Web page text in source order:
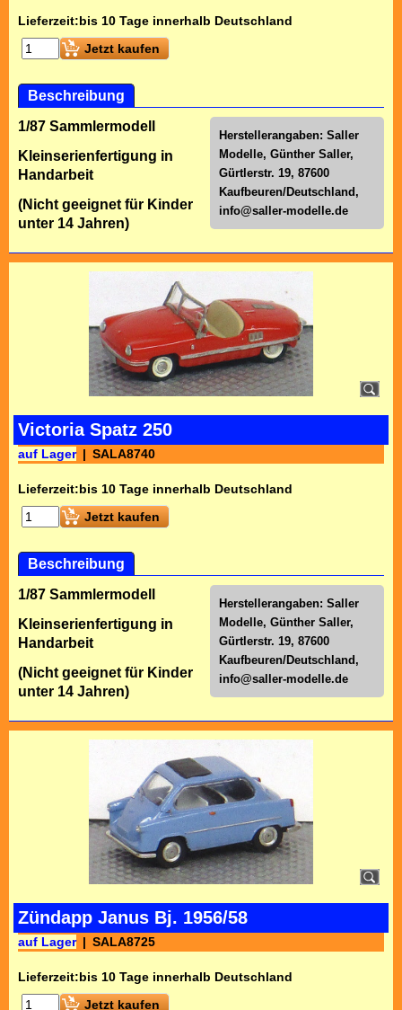
Lieferzeit:bis 10 Tage innerhalb Deutschland
Jetzt kaufen
Beschreibung
Herstellerangaben: Saller
Modelle, Günther Saller,
Gürtlerstr. 19, 87600
Kaufbeuren/Deutschland,
info@saller-modelle.de
1/87 Sammlermodell
Kleinserienfertigung in
Handarbeit
(Nicht geeignet für Kinder
unter 14 Jahren)
Victoria Spatz 250
auf Lager SALA8740
Lieferzeit:bis 10 Tage innerhalb Deutschland
Jetzt kaufen
Beschreibung
Herstellerangaben: Saller
Modelle, Günther Saller,
Gürtlerstr. 19, 87600
Kaufbeuren/Deutschland,
info@saller-modelle.de
1/87 Sammlermodell
Kleinserienfertigung in
Handarbeit
(Nicht geeignet für Kinder
unter 14 Jahren)
Zündapp Janus Bj. 1956/58
auf Lager SALA8725
Lieferzeit:bis 10 Tage innerhalb Deutschland
Jetzt kaufen